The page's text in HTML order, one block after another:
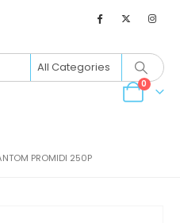
0
PROMIDI 250P